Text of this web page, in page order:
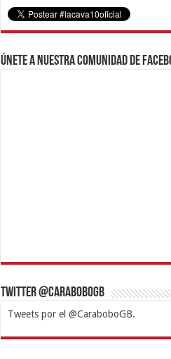
Únete a nuestra comunidad de
Twitter @CaraboboGB
Tweets por el @CaraboboGB.
1xbetBetturkeyBetistKralbet
https://mvbcasino.com/